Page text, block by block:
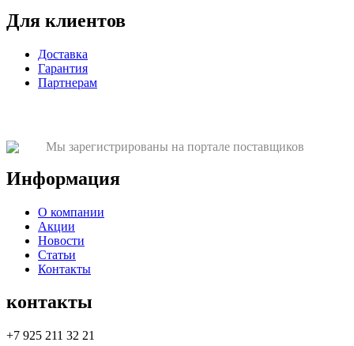
Для клиентов
Доставка
Гарантия
Партнерам
Мы зарегистрированы на портале поставщиков
Информация
О компании
Акции
Новости
Статьи
Контакты
контакты
+7 925 211 32 21